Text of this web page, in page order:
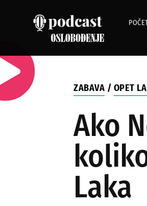
ZABAVA / OPET
Ako
Laka